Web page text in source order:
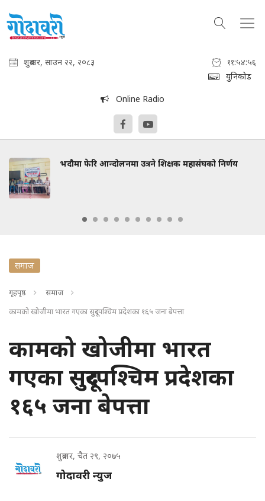
शुक्रबार, साउन २२, २०८३
११:५४:५७
युनिकोड
Online Radio
भदौमा फेरि आन्दोलनमा उत्रने शिक्षक महासंघको निर्णय
समाज
गृहपृष्ठ
समाज
कामको खोजीमा भारत गएका सुदूरपश्चिम प्रदेशका १६५ जना बेपत्ता
कामको खोजीमा भारत
गएका सुदूरपश्चिम प्रदेशका
१६५ जना बेपत्ता
शुक्रबार, चैत २९, २०७५
गोदावरी न्युज